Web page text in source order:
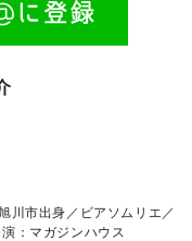
川市出身／ビアソムリエ／
：マガジンハウス